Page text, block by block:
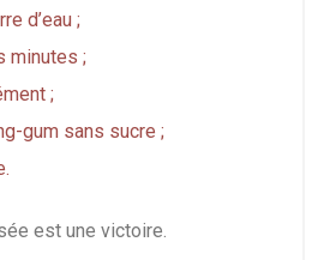
d’eau ;
minutes ;
;
gum sans sucre ;
est une victoire.